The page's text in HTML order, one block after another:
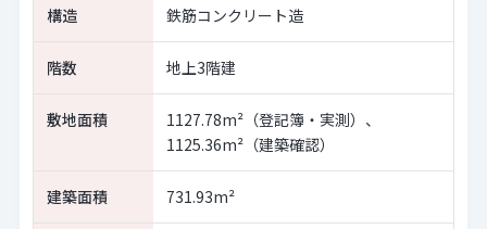
構造 鉄筋コンクリート造
階数 地上3階建
敷地面積
1127.78m²（登記簿・実測）、
1125.36m²（建築確認）
建築面積 731.93m²